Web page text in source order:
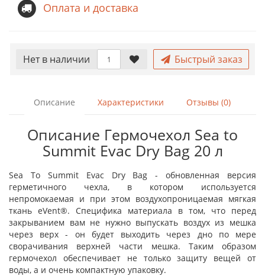
Оплата и доставка
Нет в наличии Быстрый заказ
Описание Характеристики Отзывы (0)
Описание Гермочехол Sea to
Summit Evac Dry Bag 20 л
Sea To Summit Evac Dry Bag - обновленная версия
герметичного чехла, в котором используется
непромокаемая и при этом воздухопроницаемая мягкая
ткань eVent®. Специфика материала в том, что перед
закрыванием вам не нужно выпускать воздух из мешка
через верх - он будет выходить через дно по мере
сворачивания верхней части мешка. Таким образом
гермочехол обеспечивает не только защиту вещей от
воды, а и очень компактную упаковку.